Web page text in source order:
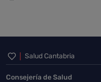
Inicio del pie
Salud Cantabria
Consejería de Salud